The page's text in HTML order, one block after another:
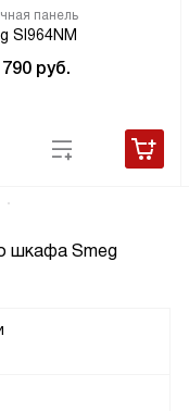
шкафа Smeg
панель
SI964NM
руб.